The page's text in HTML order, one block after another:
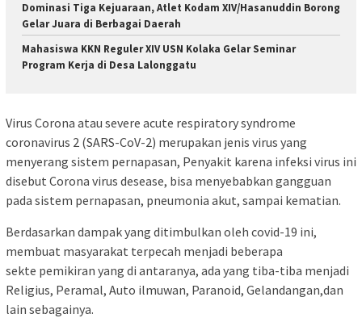
Dominasi Tiga Kejuaraan, Atlet Kodam XIV/Hasanuddin Borong
Gelar Juara di Berbagai Daerah
Mahasiswa KKN Reguler XIV USN Kolaka Gelar Seminar
Program Kerja di Desa Lalonggatu
Virus Corona atau severe acute respiratory syndrome
coronavirus 2 (SARS-CoV-2) merupakan jenis virus yang
menyerang sistem pernapasan, Penyakit karena infeksi virus ini
disebut Corona virus desease, bisa menyebabkan gangguan
pada sistem pernapasan, pneumonia akut, sampai kematian.
Berdasarkan dampak yang ditimbulkan oleh covid-19 ini,
membuat masyarakat terpecah menjadi beberapa
sekte pemikiran yang di antaranya, ada yang tiba-tiba menjadi
Religius, Peramal, Auto ilmuwan, Paranoid, Gelandangan,dan
lain sebagainya.